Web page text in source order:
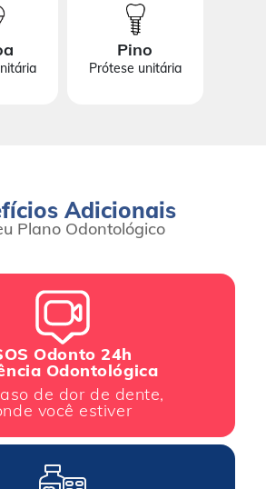
Pino
Prótese unitária
Adicionais
Plano Odontológico
Odonto 24h
Odontológica
de dor de dente,
você estiver